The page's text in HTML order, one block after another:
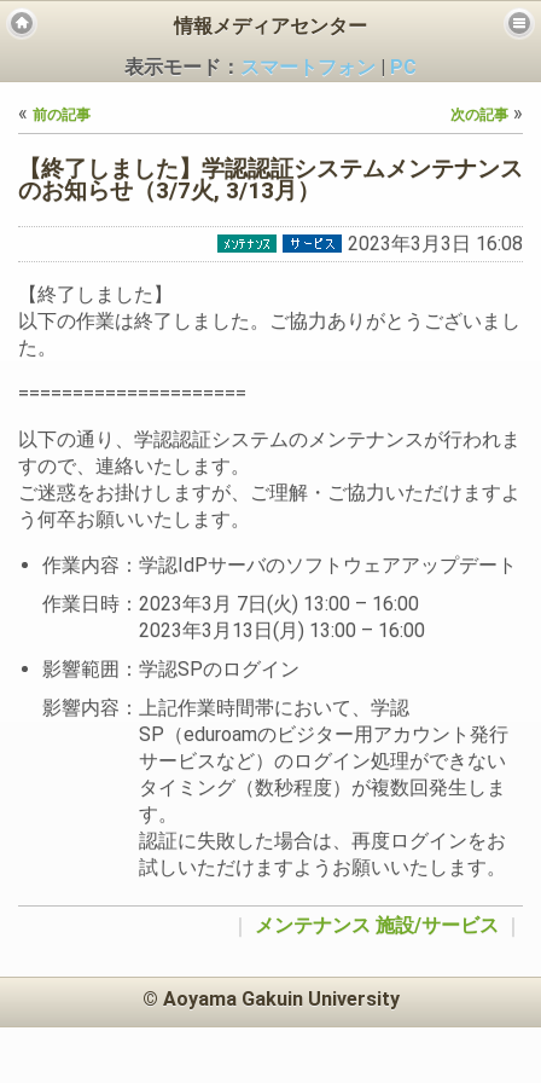
情報メディアセンター
表示モード： スマートフォン
PC
« 前の記事 次の記事 »
【終了しました】学認認証システムメンテナンス
のお知らせ（3/7火, 3/13月）
2023年3月3日 16:08
【終了しました】
以下の作業は終了しました。ご協力ありがとうございまし
た。
=====================
以下の通り、学認認証システムのメンテナンスが行われま
すので、連絡いたします。
ご迷惑をお掛けしますが、ご理解・ご協力いただけますよ
う何卒お願いいたします。
作業内容：学認IdPサーバのソフトウェアアップデート
作業日時：2023年3月 7日(火) 13:00 – 16:00
2023年3月13日(月) 13:00 – 16:00
影響範囲：学認SPのログイン
影響内容：上記作業時間帯において、学認
SP（eduroamのビジター用アカウント発行
サービスなど）のログイン処理ができない
タイミング（数秒程度）が複数回発生しま
す。
認証に失敗した場合は、再度ログインをお
試しいただけますようお願いいたします。
メンテナンス 施設/サービス
© Aoyama Gakuin University